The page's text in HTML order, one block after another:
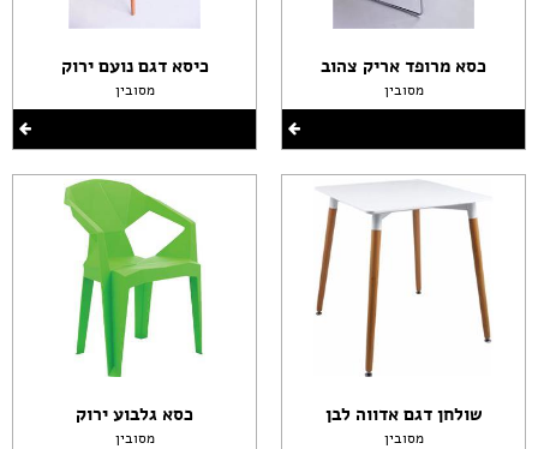
כסא מרופד אריק צהוב
מסובין
שולחן דגם אדווה לבן
מסובין
כיסא דגם נועם ירוק
מסובין
כסא גלבוע ירוק
מסובין